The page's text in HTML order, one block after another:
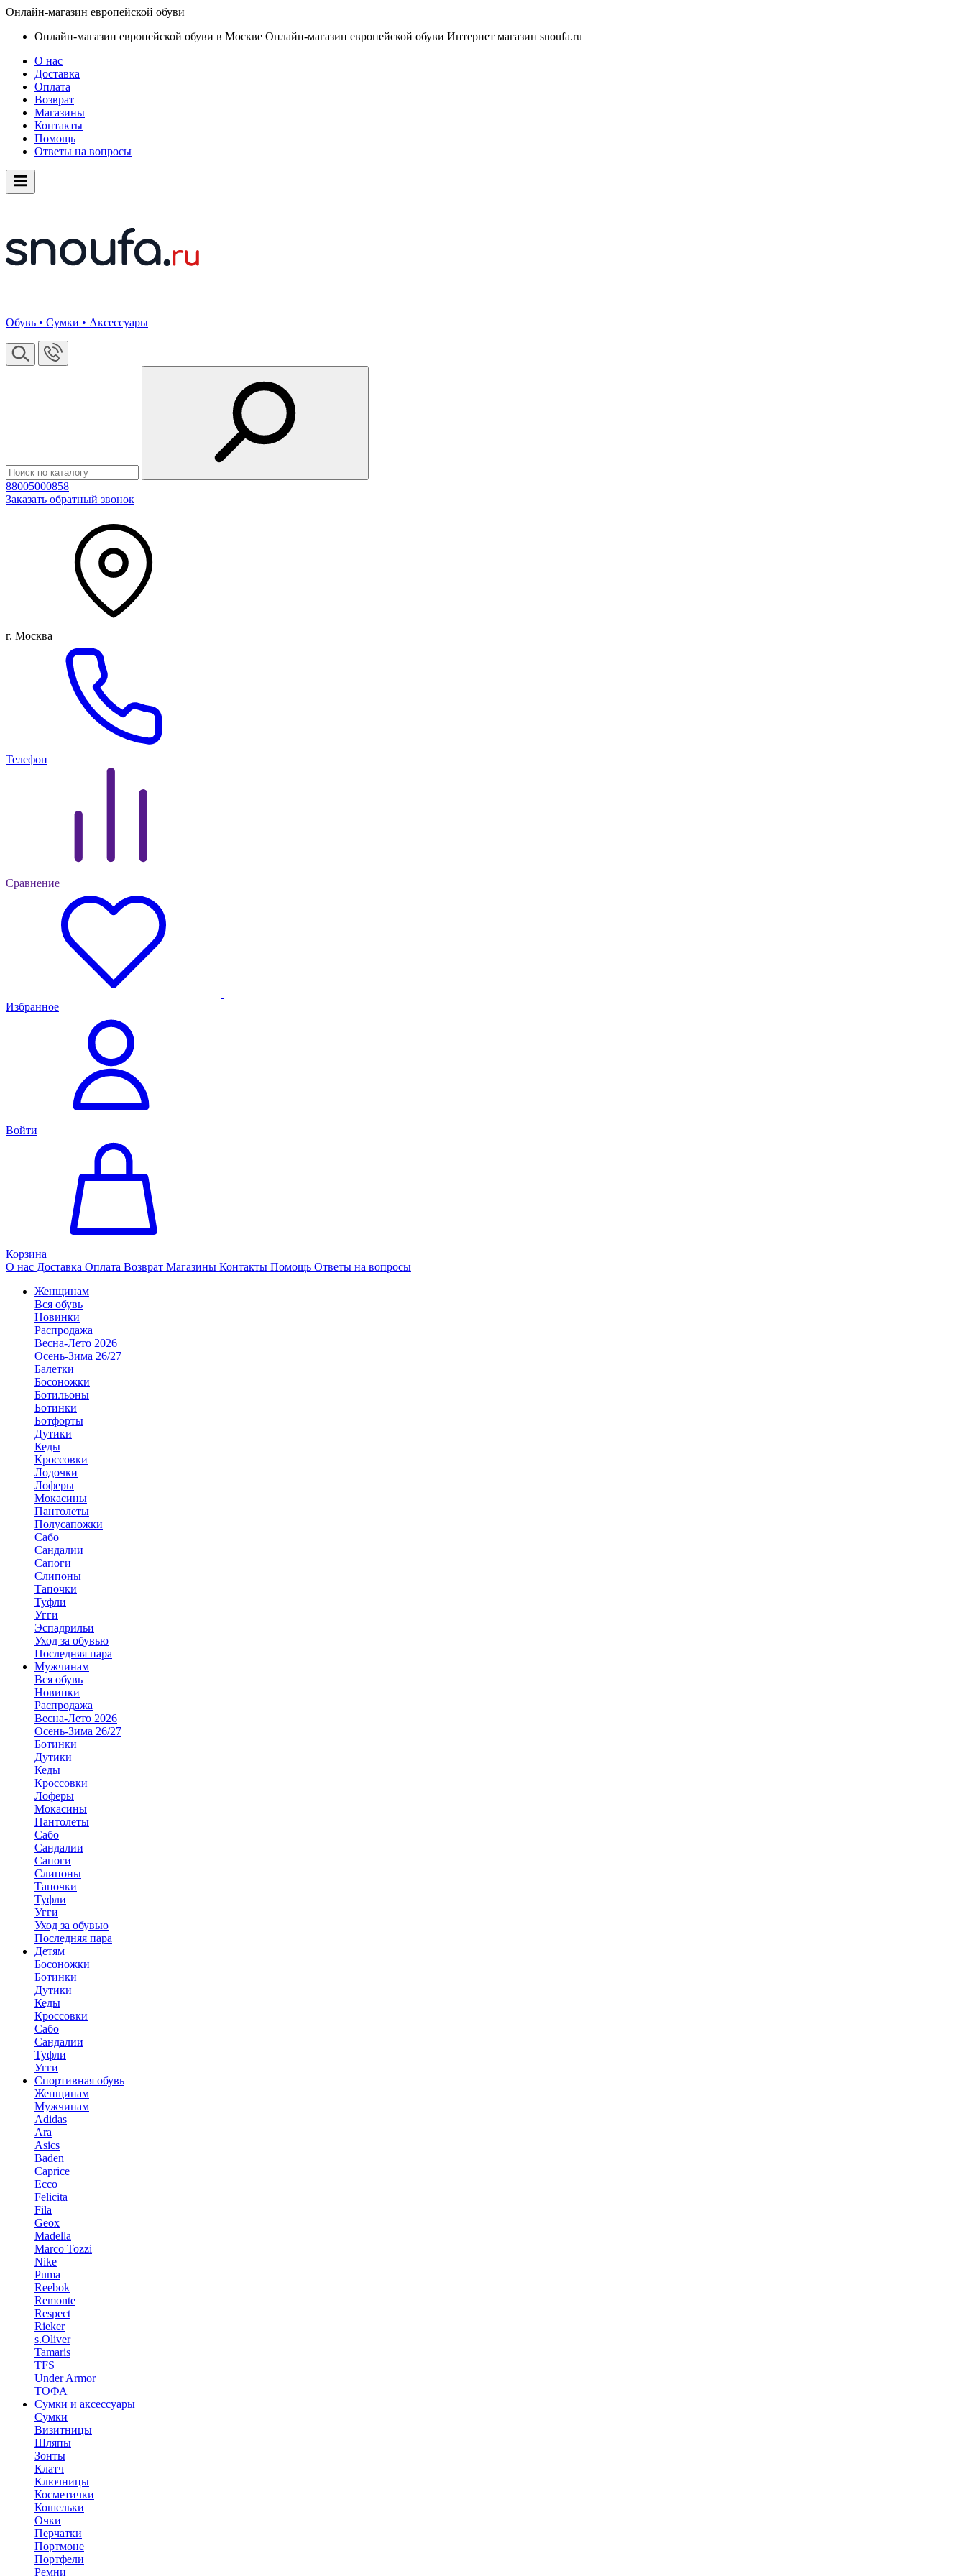
Онлайн-магазин европейской обуви
Онлайн-магазин европейской обуви в Москве Онлайн-магазин европейской обуви Интернет магазин snoufa.ru
О нас
Доставка
Оплата
Возврат
Магазины
Контакты
Помощь
Ответы на вопросы
Обувь • Сумки • Аксессуары
88005000858
Заказать обратный звонок
г. Москва
Телефон
Сравнение
Избранное
Войти
Корзина
О нас Доставка Оплата Возврат Магазины Контакты Помощь Ответы на вопросы
Женщинам
Вся обувь
Новинки
Распродажа
Весна-Лето 2026
Осень-Зима 26/27
Балетки
Босоножки
Ботильоны
Ботинки
Ботфорты
Дутики
Кеды
Кроссовки
Лодочки
Лоферы
Мокасины
Пантолеты
Полусапожки
Сабо
Сандалии
Сапоги
Слипоны
Тапочки
Туфли
Угги
Эспадрильи
Уход за обувью
Последняя пара
Мужчинам
Вся обувь
Новинки
Распродажа
Весна-Лето 2026
Осень-Зима 26/27
Ботинки
Дутики
Кеды
Кроссовки
Лоферы
Мокасины
Пантолеты
Сабо
Сандалии
Сапоги
Слипоны
Тапочки
Туфли
Угги
Уход за обувью
Последняя пара
Детям
Босоножки
Ботинки
Дутики
Кеды
Кроссовки
Сабо
Сандалии
Туфли
Угги
Спортивная обувь
Женщинам
Мужчинам
Adidas
Ara
Asics
Baden
Caprice
Ecco
Felicita
Fila
Geox
Madella
Marco Tozzi
Nike
Puma
Reebok
Remonte
Respect
Rieker
s.Oliver
Tamaris
TFS
Under Armor
ТОФА
Сумки и аксессуары
Сумки
Визитницы
Шляпы
Зонты
Клатч
Ключницы
Косметички
Кошельки
Очки
Перчатки
Портмоне
Портфели
Ремни